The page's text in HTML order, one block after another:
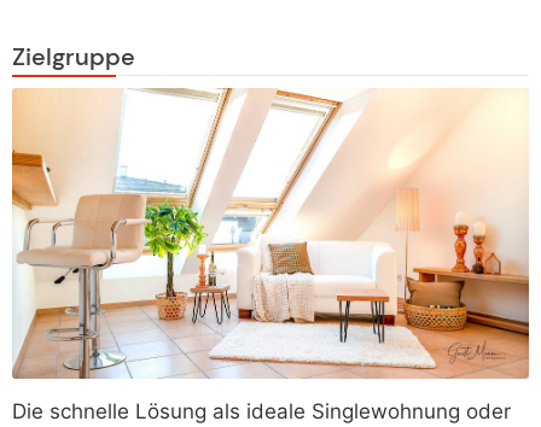
Zielgruppe
Die schnelle Lösung als ideale Singlewohnung oder